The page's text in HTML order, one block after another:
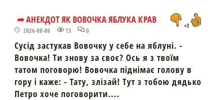
➦ АНЕКДОТ ЯК ВОВОЧКА ЯБЛУКА КРАВ
2026-08-06 13 0
+3
Сусід застукав Вовочку у себе на яблуні. -
Вовочка! Ти знову за своє? Ось я з твоїм
татом поговорю! Вовочка піднімає голову в
гору і каже: - Тату, злізай! Тут з тобою дядько
Петро хоче поговорити....